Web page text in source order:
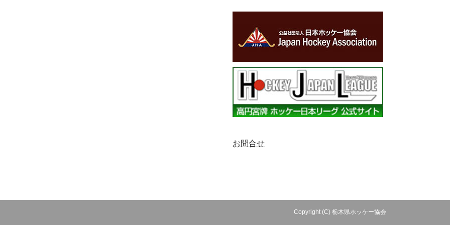
お問合せ
Copyright (C) 栃木県ホッケー協会